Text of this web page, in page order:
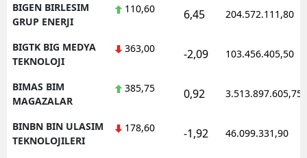
BIGEN BIRLESIM
GRUP ENERJI
110,60 6,45 204.572.111,80
BIGTK BIG MEDYA
TEKNOLOJI
363,00 -2,09 103.456.405,50
BIMAS BIM
MAGAZALAR
385,75 0,92 3.513.897.605,75
BINBN BIN ULASIM
TEKNOLOJILERI
178,60 -1,92 46.099.331,90